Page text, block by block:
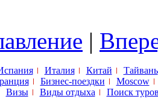
|
Италия Китай
Тайвань
Бизнес-поездки
Moscow
Визы Виды отдыха Поиск